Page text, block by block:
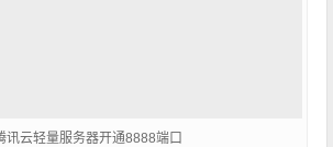
讯云轻量服务器开通8888端口